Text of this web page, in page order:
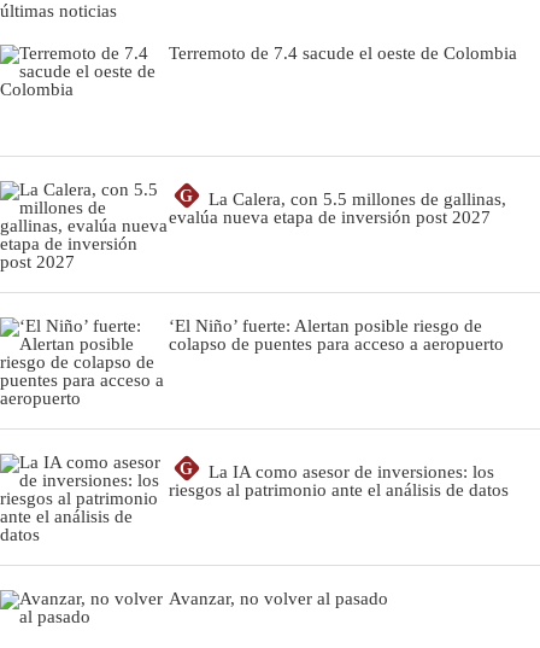
últimas noticias
Terremoto de 7.4 sacude el oeste de Colombia
G
La Calera, con 5.5 millones de gallinas,
evalúa nueva etapa de inversión post 2027
‘El Niño’ fuerte: Alertan posible riesgo de
colapso de puentes para acceso a aeropuerto
G
La IA como asesor de inversiones: los
riesgos al patrimonio ante el análisis de datos
Avanzar, no volver al pasado